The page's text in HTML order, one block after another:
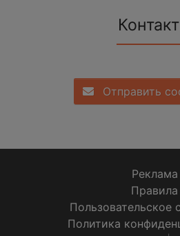
Отправить
Реклама
Правила
Пользовательское
Политика